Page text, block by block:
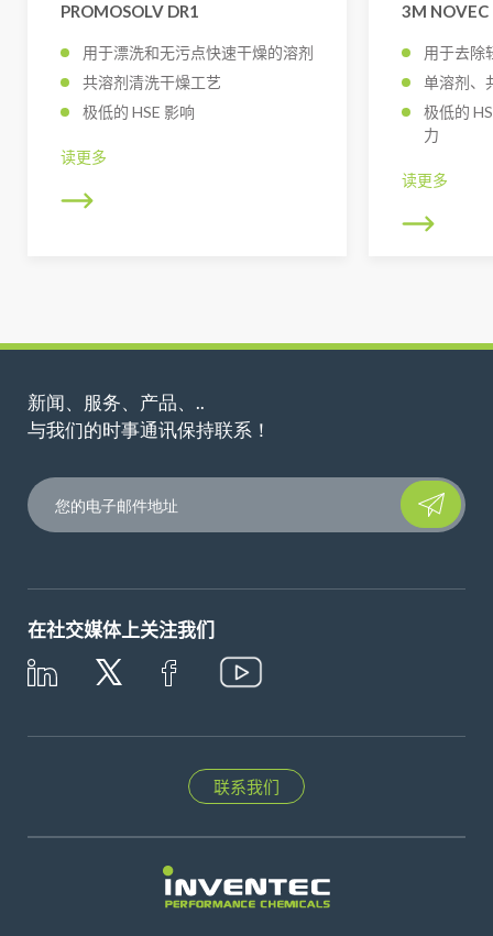
PROMOSOLV DR1
用于漂洗和无污点快速干燥的溶剂
共溶剂清洗干燥工艺
极低的 HSE 影响
读更多
3M NOVEC
用于去除
单溶剂、
极低的
力
读更多
新闻、服务、产品、..
与我们的时事通讯保持联系！
Please
在社交媒体上关注我们
联系我们